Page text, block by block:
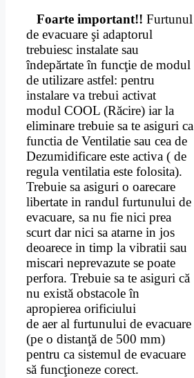
Foarte important!! Furtunul
de evacuare şi adaptorul
trebuiesc instalate sau
îndepărtate în funcţie de modul
de utilizare astfel: pentru
instalare va trebui activat
modul COOL (Răcire) iar la
eliminare trebuie sa te asiguri ca
functia de Ventilatie sau cea de
Dezumidificare este activa ( de
regula ventilatia este folosita).
Trebuie sa asiguri o oarecare
libertate in randul furtunului de
evacuare, sa nu fie nici prea
scurt dar nici sa atarne in jos
deoarece in timp la vibratii sau
miscari neprevazute se poate
perfora. Trebuie sa te asiguri că
nu există obstacole în
apropierea orificiului
de aer al furtunului de evacuare
(pe o distanţă de 500 mm)
pentru ca sistemul de evacuare
să funcţioneze corect.